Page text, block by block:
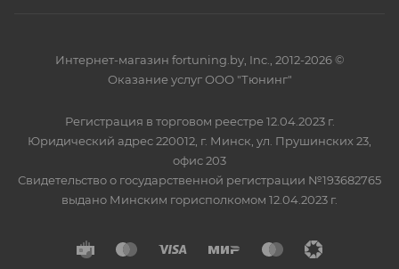
Интернет-магазин fortuning.by, Inc., 2012-2026 ©
Оказание услуг ООО "Тюнинг"
Регистрация в торговом реестре 12.04.2023 г.
Юридический адрес 220012, г. Минск, ул. Прушинских 23,
офис 203
Свидетельство о государственной регистрации №193682765
выдано Минским горисполкомом 12.04.2023 г.